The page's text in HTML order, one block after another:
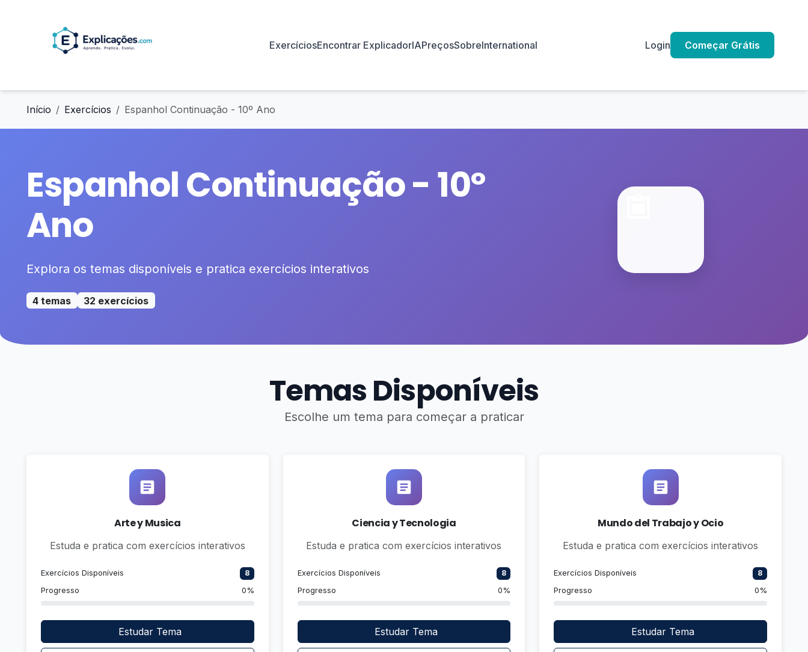
ExercíciosEncontrar ExplicadorIAPreçosSobreInternational Login Começar Grátis
Início Exercícios Espanhol Continuação - 10º Ano
Espanhol Continuação - 10º
Ano
Explora os temas disponíveis e pratica exercícios interativos
4 temas 32 exercícios
Temas Disponíveis
Escolhe um tema para começar a praticar
Arte y Musica
Estuda e pratica com exercícios interativos
Exercícios Disponíveis
8
Progresso
0%
Estudar Tema
Ciencia y Tecnologia
Estuda e pratica com exercícios interativos
Exercícios Disponíveis
8
Progresso
0%
Estudar Tema
Mundo del Trabajo y Ocio
Estuda e pratica com exercícios interativos
Exercícios Disponíveis
8
Progresso
0%
Estudar Tema